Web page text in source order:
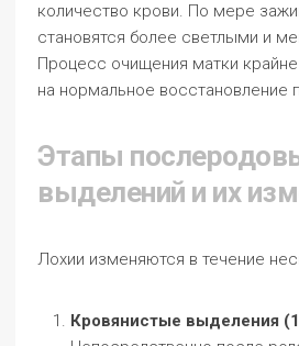
количество крови. По мере
становятся более светлыми и
Процесс очищения матки
на нормальное восстановление
Этапы
выделений и их
Лохии изменяются в течение
Кровянистые выделения